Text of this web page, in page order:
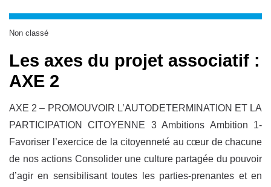
Non classé
Les axes du projet associatif :
AXE 2
AXE 2 – PROMOUVOIR L’AUTODETERMINATION ET LA
PARTICIPATION CITOYENNE 3 Ambitions Ambition 1-
Favoriser l’exercice de la citoyenneté au cœur de chacune
de nos actions Consolider une culture partagée du pouvoir
d’agir en sensibilisant toutes les parties-prenantes et en